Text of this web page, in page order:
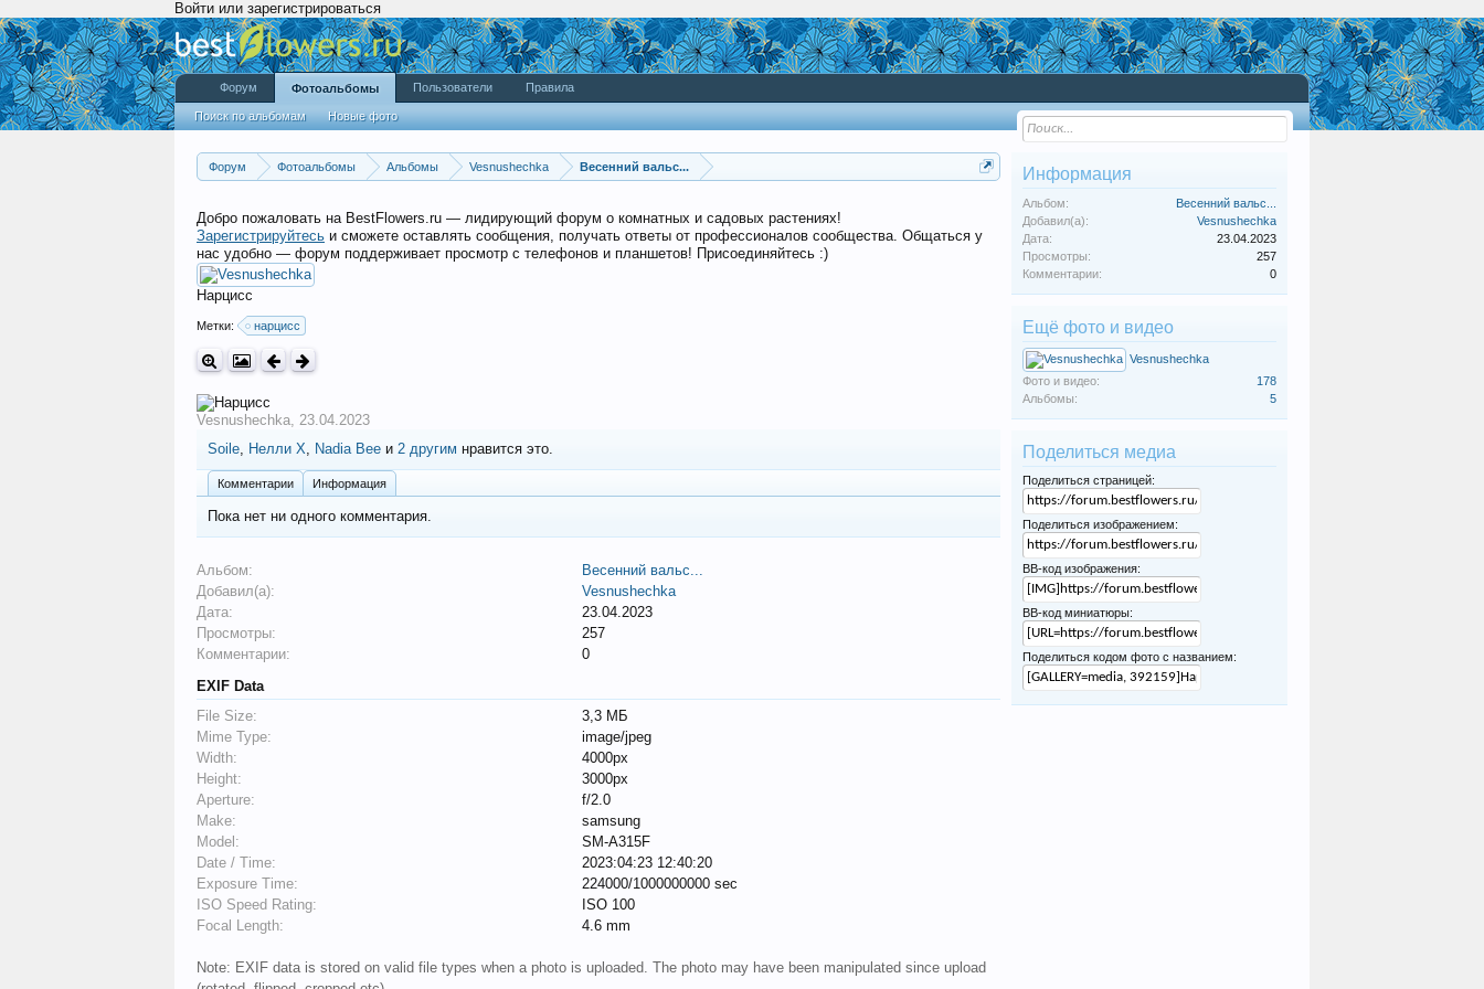
Войти или зарегистрироваться
Форум Фотоальбомы Альбомы Vesnushechka Весенний вальс...
Добро пожаловать на BestFlowers.ru — лидирующий форум о комнатных и садовых растениях!
Зарегистрируйтесь и сможете оставлять сообщения, получать ответы от профессионалов сообщества. Общаться у
нас удобно — форум поддерживает просмотр с телефонов и планшетов! Присоединяйтесь :)
Нарцисс
Метки: нарцисс
Vesnushechka, 23.04.2023
Soile, Нелли Х, Nadia Bee и 2 другим нравится это.
Комментарии Информация
Пока нет ни одного комментария.
Альбом:
Весенний вальс...
Добавил(а):
Vesnushechka
Дата:
23.04.2023
Просмотры:
257
Комментарии:
0
EXIF Data
File Size:
3,3 МБ
Mime Type:
image/jpeg
Width:
4000px
Height:
3000px
Aperture:
f/2.0
Make:
samsung
Model:
SM-A315F
Date / Time:
2023:04:23 12:40:20
Exposure Time:
224000/1000000000 sec
ISO Speed Rating:
ISO 100
Focal Length:
4.6 mm
Note: EXIF data is stored on valid file types when a photo is uploaded. The photo may have been manipulated since upload
Информация
Альбом:
Весенний вальс...
Добавил(а):
Vesnushechka
Дата:
23.04.2023
Просмотры:
257
Комментарии:
0
Ещё фото и видео
Vesnushechka
Фото и видео:
178
Альбомы:
5
Поделиться медиа
Поделиться страницей:
Поделиться изображением:
BB-код изображения:
BB-код миниатюры:
Поделиться кодом фото с названием:
Форум Фотоальбомы
Поиск по альбомам Новые фото
Пользователи Правила